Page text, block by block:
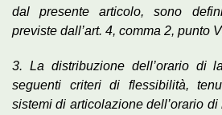
dal presente articolo, sono
previste dall’art. 4, comma 2, punto
3. La distribuzione dell’orario di
seguenti criteri di flessibilità,
sistemi di articolazione dell’orario